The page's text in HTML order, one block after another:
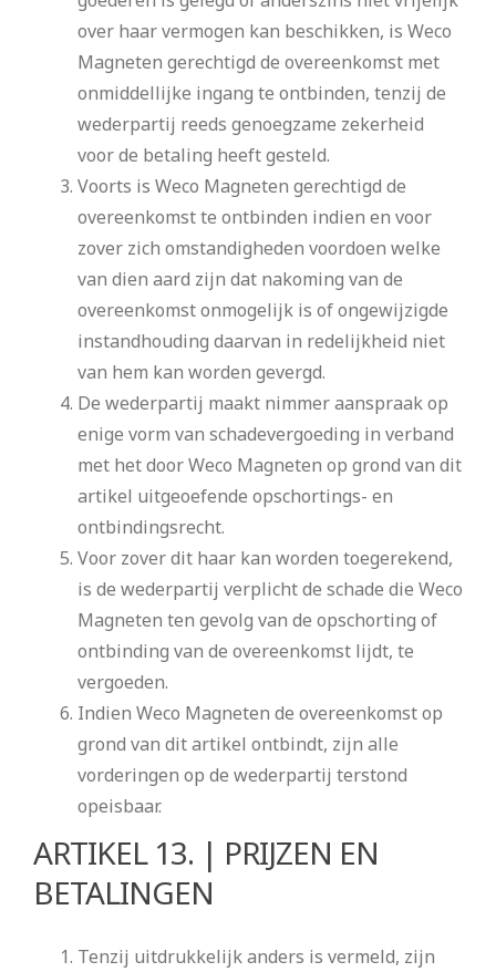
over haar vermogen kan beschikken, is Weco
Magneten gerechtigd de overeenkomst met
onmiddellijke ingang te ontbinden, tenzij de
wederpartij reeds genoegzame zekerheid
voor de betaling heeft gesteld.
Voorts is Weco Magneten gerechtigd de
overeenkomst te ontbinden indien en voor
zover zich omstandigheden voordoen welke
van dien aard zijn dat nakoming van de
overeenkomst onmogelijk is of ongewijzigde
instandhouding daarvan in redelijkheid niet
van hem kan worden gevergd.
De wederpartij maakt nimmer aanspraak op
enige vorm van schadevergoeding in verband
met het door Weco Magneten op grond van dit
artikel uitgeoefende opschortings- en
ontbindingsrecht.
Voor zover dit haar kan worden toegerekend,
is de wederpartij verplicht de schade die Weco
Magneten ten gevolg van de opschorting of
ontbinding van de overeenkomst lijdt, te
vergoeden.
Indien Weco Magneten de overeenkomst op
grond van dit artikel ontbindt, zijn alle
vorderingen op de wederpartij terstond
opeisbaar.
ARTIKEL 13. | PRIJZEN EN
BETALINGEN
Tenzij uitdrukkelijk anders is vermeld, zijn